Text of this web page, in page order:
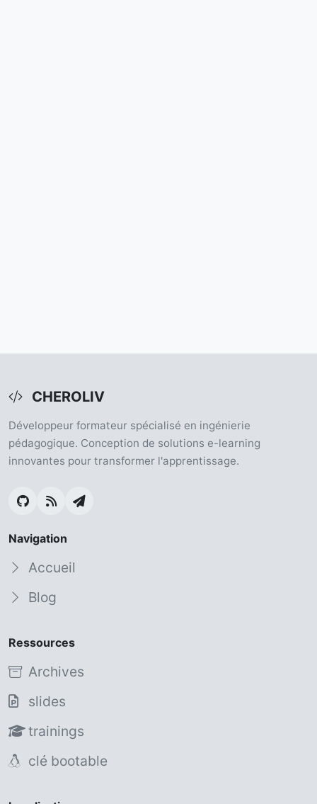
CHEROLIV
Développeur formateur spécialisé en ingénierie
pédagogique. Conception de solutions e-learning
innovantes pour transformer l'apprentissage.
Navigation
Accueil
Blog
Ressources
Archives
slides
trainings
clé bootable